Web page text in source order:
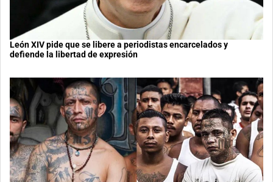
León XIV pide que se libere a periodistas encarcelados y
defiende la libertad de expresión